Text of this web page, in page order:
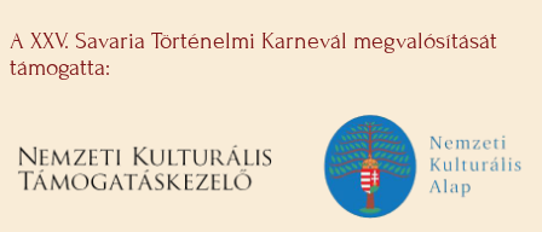
A XXV. Savaria Történelmi Karnevál megvalósítását
támogatta: